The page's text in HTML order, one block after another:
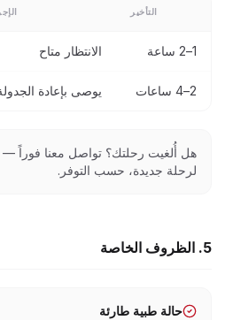
التأخير
1–2 ساعة الانتظار متاح
2–4 ساعات يوصى بإعادة
هل أُلغيت رحلتك؟ تواصل معنا فوراً —
لرحلة جديدة، حسب التوفر.
5. الظروف الخاصة
حالة طبية طارئة